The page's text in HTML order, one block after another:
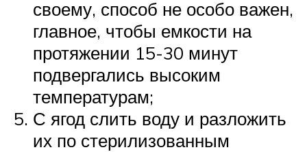
своему, способ не особо важен,
главное, чтобы емкости на
протяжении 15-30 минут
подвергались высоким
температурам;
С ягод слить воду и разложить
их по стерилизованным